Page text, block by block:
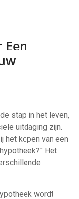
Een
stap in het leven,
uitdaging zijn.
het kopen van een
Het
wordt